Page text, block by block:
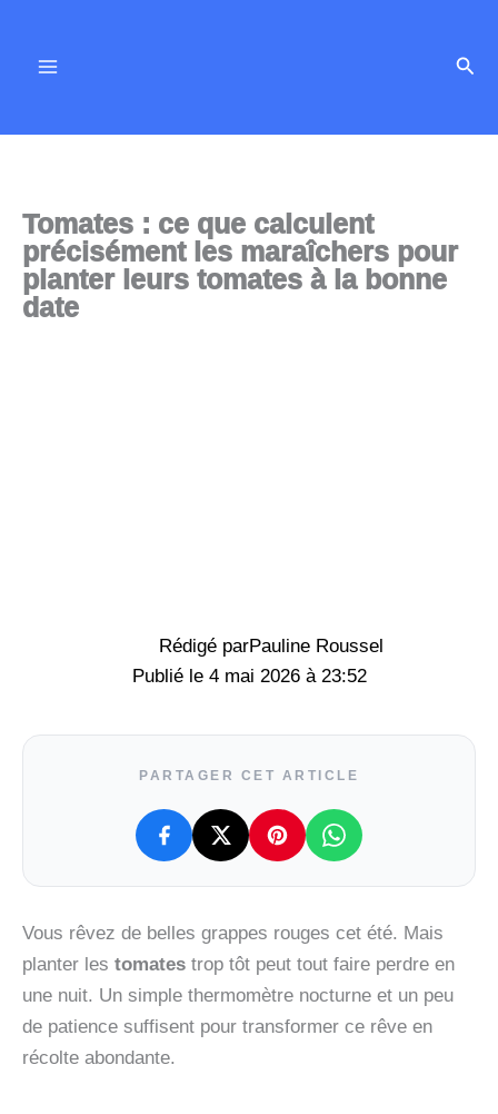
contenu
Tomates : ce que calculent
précisément les maraîchers pour
planter leurs tomates à la bonne
date
Rédigé parPauline Roussel
4 mai 2026 à 23:52
PARTAGER CET ARTICLE
Vous rêvez de belles grappes rouges cet été. Mais
planter les tomates trop tôt peut tout faire perdre en
une nuit. Un simple thermomètre nocturne et un peu
de patience suffisent pour transformer ce rêve en
récolte abondante.